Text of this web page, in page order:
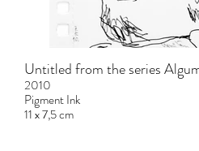
Untitled from the series
2010
Pigment Ink
11 x 7,5 cm